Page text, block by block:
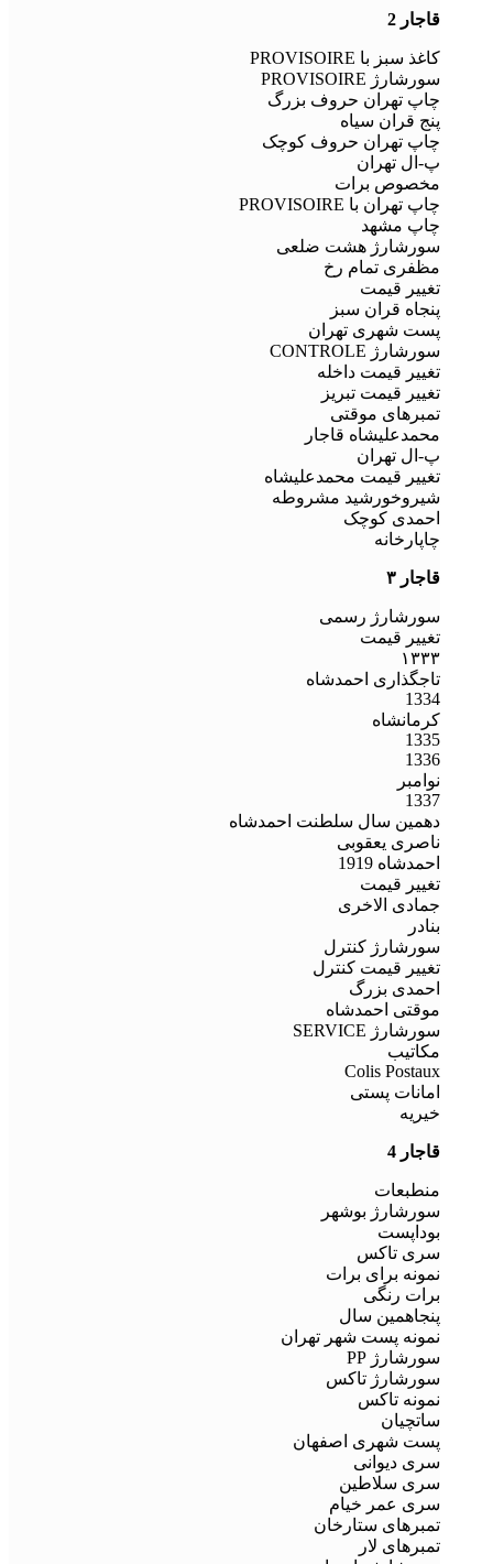
قاجار 2
کاغذ سبز با PROVISOIRE
سورشارژ PROVISOIRE
چاپ تهران حروف بزرگ
پنج قران سیاه
چاپ تهران حروف کوچک
پ-ال تهران
مخصوص برات
چاپ تهران با PROVISOIRE
چاپ مشهد
سورشارژ هشت ضلعی
مظفری تمام رخ
تغییر قیمت
پنجاه قران سبز
پست شهری تهران
سورشارژ CONTROLE
تغییر قیمت داخله
تغییر قیمت تبریز
تمبرهای موقتی
محمدعلیشاه قاجار
پ-ال تهران
تغییر قیمت محمدعلیشاه
شیروخورشید مشروطه
احمدی کوچک
چاپارخانه
قاجار ۳
سورشارژ رسمی
تغییر قیمت
۱۳۳۳
تاجگذاری احمدشاه
1334
کرمانشاه
1335
1336
نوامبر
1337
دهمین سال سلطنت احمدشاه
ناصری یعقوبی
احمدشاه 1919
تغییر قیمت
جمادی الاخری
بنادر
سورشارژ کنترل
تغییر قیمت کنترل
احمدی بزرگ
موقتی احمدشاه
سورشارژ SERVICE
مکاتیب
Colis Postaux
امانات پستی
خیریه
قاجار 4
منطبعات
سورشارژ بوشهر
بوداپست
سری تاکس
نمونه برای برات
برات رنگی
پنجاهمین سال
نمونه پست شهر تهران
سورشارژ PP
سورشارژ تاکس
نمونه تاکس
ساتچیان
پست شهری اصفهان
سری دیوانی
سری سلاطین
سری عمر خیام
تمبرهای ستارخان
تمبرهای لار